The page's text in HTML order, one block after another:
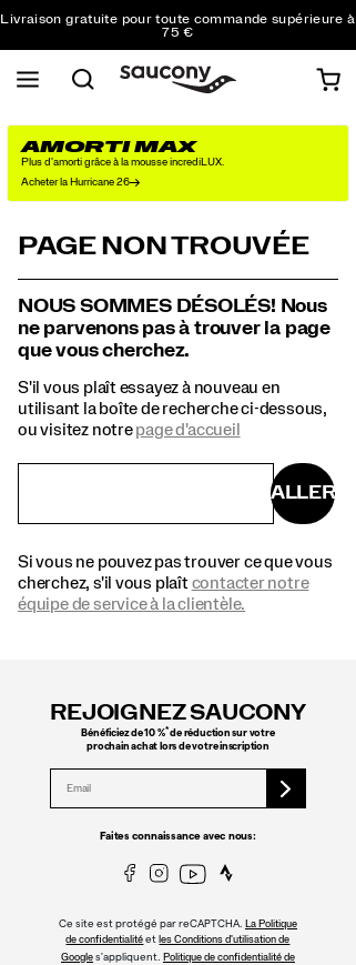
Livraison gratuite pour toute commande supérieure à
75 €
Retours gratuits sur toutes les commandes
Réduction pour les étudiants -10%
AMORTI MAX
Plus d'amorti grâce à la mousse incrediLUX.
Acheter la Hurricane 26
PAGE NON TROUVÉE
NOUS SOMMES DÉSOLÉS! Nous
ne parvenons pas à trouver la page
que vous cherchez.
S'il vous plaît essayez à nouveau en
utilisant la boîte de recherche ci-dessous,
ou visitez notrepage d'accueil
Si vous ne pouvez pas trouver ce que vous
cherchez, s'il vous plaîtcontacter notre
équipe de service à la clientèle.
ALLER
REJOIGNEZ SAUCONY
Bénéficiez de 10 %*de réduction sur votre
prochain achat lors de votre inscription
Faites connaissance avec nous:
Ce site est protégé par reCAPTCHA.
La Politique
de confidentialité etles Conditions d'utilisation de
Googles'appliquent. Politique de confidentialité de